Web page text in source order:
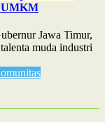
UMKM
Jawa Timur,
muda industri